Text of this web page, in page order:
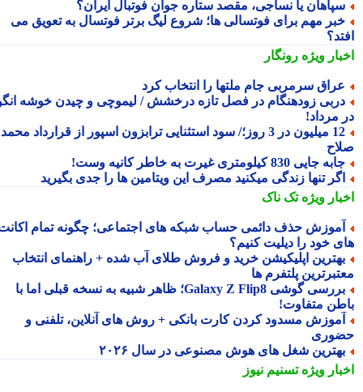
یا نساجی، مقصد ستاره جوان فوتبال ایران؟
مهم برای فوتسالی ها؛ شروع لیگ برتر فوتسال به تعویق می
ویژهرونگار
سرمربی جام ملتها را انتخاب کرد
زودهنگام در فصل تازه درخشش / لیموچی و چیدن خوشه انگور
مرداد!
12 میلیون در 3 روز؛/ سود استثنایی ترابزون اسپور از قرارداد محمد
جایی 830 کیلومتری غیرت به خاطر کانیه وست!
تنها زندگی میکنید مصرف این ویتامین ها را جدی بگیرید
ویژهتک ناک
حذف دائمی حساب شبکه های اجتماعی؛ چگونه تمام اکانت
خود را دیلیت کنیم؟
اپلیکیشن خرید و فروش طلای آب شده + راهنمای انتخاب
پلتفرم ها
بررسی گوشی Galaxy Z Flip8؛ ظاهر شبیه به نسخه قبلی اما با
متفاوت!
مسدود کردن کارت بانکی + روش های آنلاین، تلفنی و
شغل های هوش مصنوعی در سال ۲۰۲۶
ویژهتسنیم نیوز